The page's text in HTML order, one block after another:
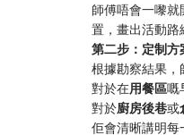
師傅唔會一嚟
置，畫出活動路
第二步：定制方
根據勘察結果，
對於在用餐區嘅
對於廚房後巷或
佢會清晰講明每